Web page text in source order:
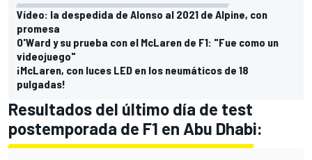
Vídeo: la despedida de Alonso al 2021 de Alpine, con
promesa
O'Ward y su prueba con el McLaren de F1: "Fue como un
videojuego"
¡McLaren, con luces LED en los neumáticos de 18
pulgadas!
Resultados del último día de test
postemporada de F1 en Abu Dhabi: